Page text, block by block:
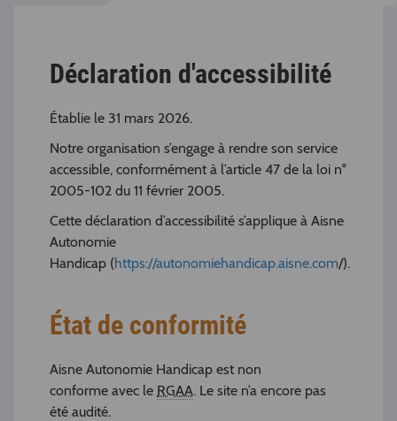
Déclaration d'accessibilité
Établie le 31 mars 2026.
Notre organisation s’engage à rendre son service
accessible, conformément à l’article 47 de la loi n°
2005-102 du 11 février 2005.
Cette déclaration d’accessibilité s’applique à Aisne
Autonomie
Handicap (https://autonomiehandicap.aisne.com/).
État de conformité
Aisne Autonomie Handicap est non
conforme avec le RGAA. Le site n’a encore pas
été audité.